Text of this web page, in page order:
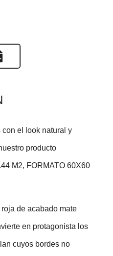
con el look natural y
producto
M2, FORMATO 60X60
de acabado mate
en protagonista los
cuyos bordes no